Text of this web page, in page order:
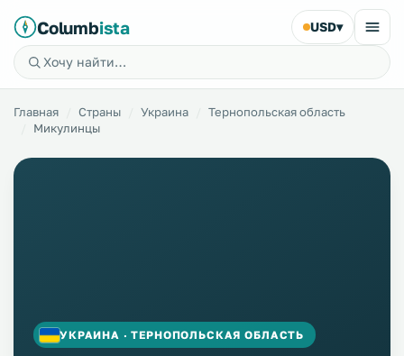
Columbista USD▾
Главная Страны Украина
Тернопольская область
Микулинцы
УКРАИНА · ТЕРНОПОЛЬСКАЯ ОБЛАСТЬ